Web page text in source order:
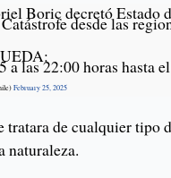
Boric decretó Estado
desde las
a las 22:00 horas hasta
February 25, 2025
tratara de cualquier tipo
naturaleza.